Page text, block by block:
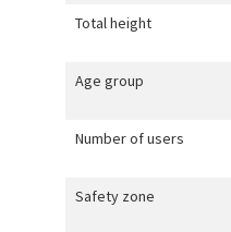
Total height
Age group
Number of users
Safety zone